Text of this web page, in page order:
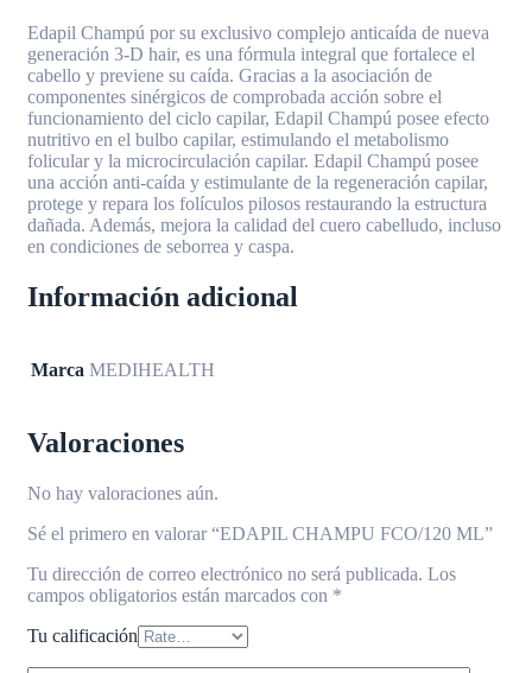
Edapil Champú por su exclusivo complejo anticaída de nueva
generación 3-D hair, es una fórmula integral que fortalece el
cabello y previene su caída. Gracias a la asociación de
componentes sinérgicos de comprobada acción sobre el
funcionamiento del ciclo capilar, Edapil Champú posee efecto
nutritivo en el bulbo capilar, estimulando el metabolismo
folicular y la microcirculación capilar. Edapil Champú posee
una acción anti-caída y estimulante de la regeneración capilar,
protege y repara los folículos pilosos restaurando la estructura
dañada. Además, mejora la calidad del cuero cabelludo, incluso
en condiciones de seborrea y caspa.
Información adicional
Marca MEDIHEALTH
Valoraciones
No hay valoraciones aún.
Sé el primero en valorar “EDAPIL CHAMPU FCO/120 ML”
Tu dirección de correo electrónico no será publicada. Los
campos obligatorios están marcados con *
Tu calificación